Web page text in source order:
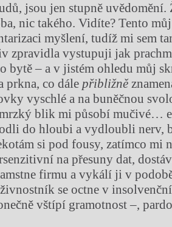
jsou jen stupně
nic takého. Vidíte? Tento můj
myšlení, tudíž mi sem
zpravidla vystupuji jak
bytě – a v jistém ohledu můj
prkna, co dále přibližně
vyschlé a na buněčnou
blik mi působí mučivé…
do hloubi a vydloubli nerv,
si pod fousy, zatímco mi
na přesuny dat,
firmu a vykálí ji v
se octne v
vštípí gramotnost –,